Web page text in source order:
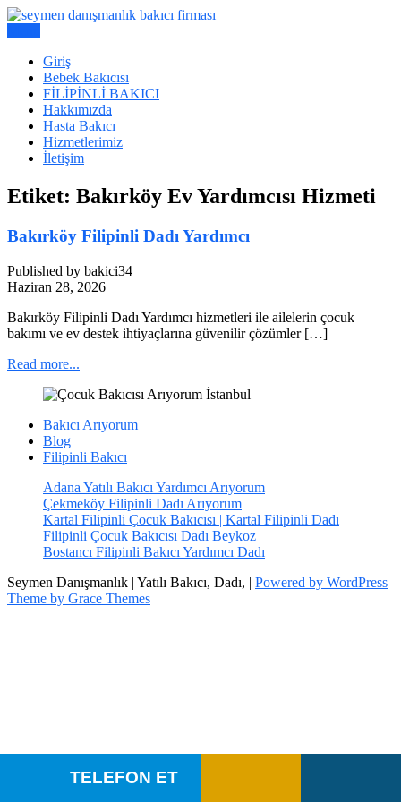
Skip
Seymen Danışmanlık | Yatılı
Bakıcı, Dadı,
Giriş
Bebek Bakıcısı
FİLİPİNLİ BAKICI
Hakkımızda
Hasta Bakıcı
Hizmetlerimiz
İletişim
Etiket: Bakırköy Ev Yardımcısı Hizmeti
Bakırköy Filipinli Dadı Yardımcı
Published by bakici34
Haziran 28, 2026
Bakırköy Filipinli Dadı Yardımcı hizmetleri ile ailelerin çocuk
bakımı ve ev destek ihtiyaçlarına güvenilir çözümler […]
Read more...
Bakıcı Arıyorum
Blog
Filipinli Bakıcı
Adana Yatılı Bakıcı Yardımcı Arıyorum
Çekmeköy Filipinli Dadı Arıyorum
Kartal Filipinli Çocuk Bakıcısı | Kartal Filipinli Dadı
Filipinli Çocuk Bakıcısı Dadı Beykoz
Bostancı Filipinli Bakıcı Yardımcı Dadı
Seymen Danışmanlık | Yatılı Bakıcı, Dadı, | Powered by WordPress
Theme by Grace Themes
TELEFON ET